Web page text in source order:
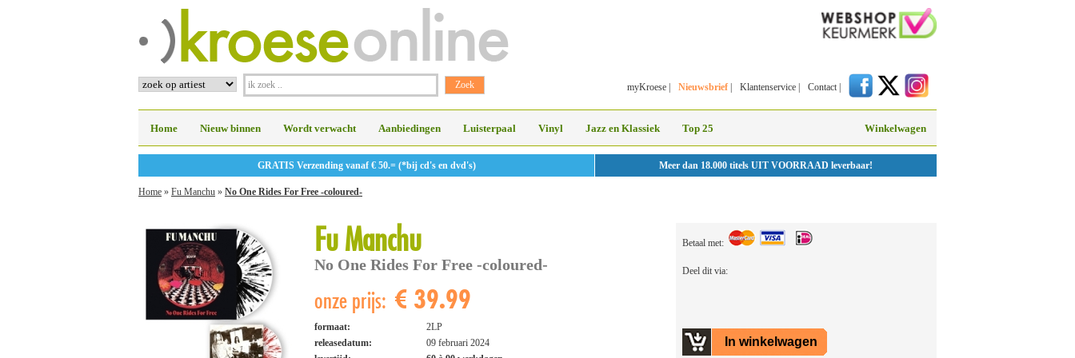
myKroese Nieuwsbrief Klantenservice Contact
Home Nieuw binnen Wordt verwacht Aanbiedingen Luisterpaal Vinyl Jazz en Klassiek Top 25 Winkelwagen
GRATIS Verzending vanaf € 50.= (*bij cd's en dvd's) Meer dan 18.000 titels UIT VOORRAAD leverbaar!
Home » Fu Manchu » No One Rides For Free -coloured-
Fu Manchu
No One Rides For Free -coloured-
onze prijs: € 39.99
formaat:
2LP
releasedatum:
09 februari 2024
Betaal met:
Deel dit via: